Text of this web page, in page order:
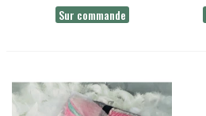
Sur commande